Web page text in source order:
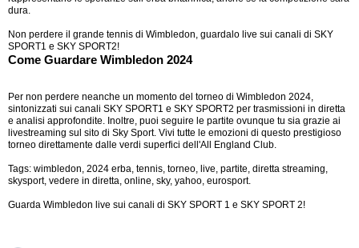
dura.
Non perdere il grande tennis di Wimbledon, guardalo live sui canali di SKY
SPORT1 e SKY SPORT2!
Come Guardare Wimbledon 2024
Per non perdere neanche un momento del torneo di Wimbledon 2024,
sintonizzati sui canali SKY SPORT1 e SKY SPORT2 per trasmissioni in diretta
e analisi approfondite. Inoltre, puoi seguire le partite ovunque tu sia grazie ai
livestreaming sul sito di Sky Sport. Vivi tutte le emozioni di questo prestigioso
torneo direttamente dalle verdi superfici dell'All England Club.
Tags: wimbledon, 2024 erba, tennis, torneo, live, partite, diretta streaming,
skysport, vedere in diretta, online, sky, yahoo, eurosport.
Guarda Wimbledon live sui canali di SKY SPORT 1 e SKY SPORT 2!